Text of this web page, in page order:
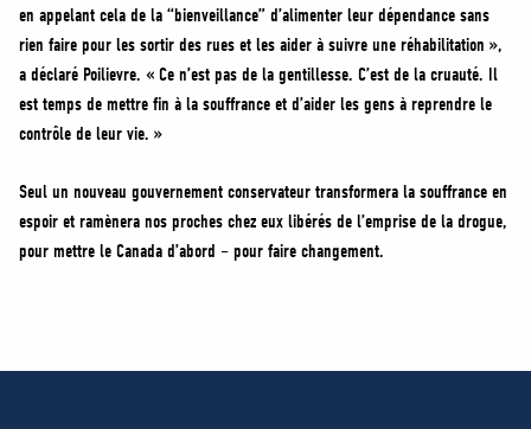
en appelant cela de la “bienveillance” d’alimenter leur dépendance sans
rien faire pour les sortir des rues et les aider à suivre une réhabilitation »,
a déclaré Poilievre. « Ce n’est pas de la gentillesse. C’est de la cruauté. Il
est temps de mettre fin à la souffrance et d’aider les gens à reprendre le
contrôle de leur vie. »
Seul un nouveau gouvernement conservateur transformera la souffrance en
espoir et ramènera nos proches chez eux libérés de l’emprise de la drogue,
pour mettre le Canada d’abord – pour faire changement.